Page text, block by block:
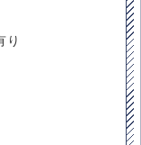
り